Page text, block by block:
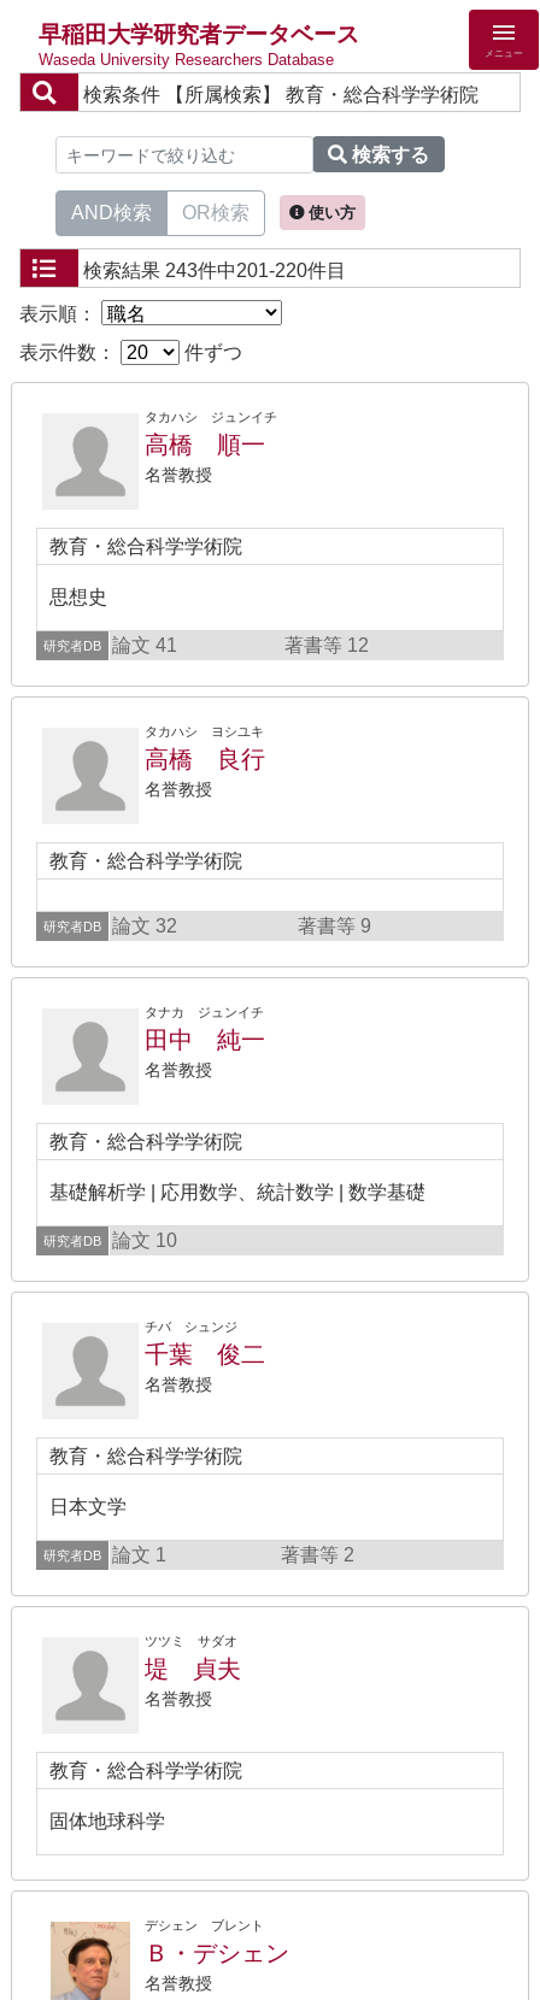
早稲田大学研究者データベース
Waseda University Researchers Database メニュー
検索条件 【所属検索】 教育・総合科学学術院
検索する
AND検索 OR検索 使い方
検索結果 243件中201-220件目
表示順：
表示件数：
件ずつ
タカハシ ジュンイチ
高橋 順一
名誉教授
教育・総合科学学術院
思想史
研究者DB 論文 41 著書等 12
タカハシ ヨシユキ
高橋 良行
名誉教授
教育・総合科学学術院
研究者DB 論文 32 著書等 9
タナカ ジュンイチ
田中 純一
名誉教授
教育・総合科学学術院
基礎解析学 | 応用数学、統計数学 | 数学基礎
研究者DB 論文 10
チバ シュンジ
千葉 俊二
名誉教授
教育・総合科学学術院
日本文学
研究者DB 論文 1 著書等 2
ツツミ サダオ
堤 貞夫
名誉教授
教育・総合科学学術院
固体地球科学
デシェン ブレント
Ｂ・デシェン
名誉教授